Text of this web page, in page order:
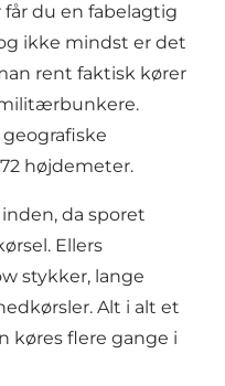
du en fabelagtig
ikke mindst er det
rent faktisk kører
højdemeter.
da sporet
Ellers
stykker, lange
Alt i alt et
køres flere gange i